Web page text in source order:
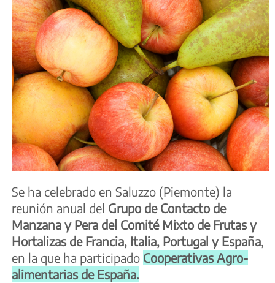
Se ha celebrado en Saluzzo (Piemonte) la
reunión anual del Grupo de Contacto de
Manzana y Pera del Comité Mixto de Frutas y
Hortalizas de Francia, Italia, Portugal y España,
en la que ha participado Cooperativas Agro-
alimentarias de España.